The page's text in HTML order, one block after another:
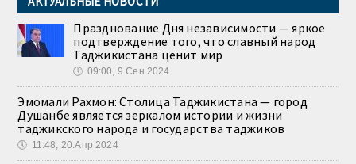
Празднование Дня независимости — яркое
подтверждение того, что славный народ
Таджикистана ценит мир
🕔 09:00, 9.Сен 2024
Эмомали Рахмон: Столица Таджикистана — город
Душанбе является зеркалом истории и жизни
таджикского народа и государства таджиков
🕔 11:48, 20.Апр 2024